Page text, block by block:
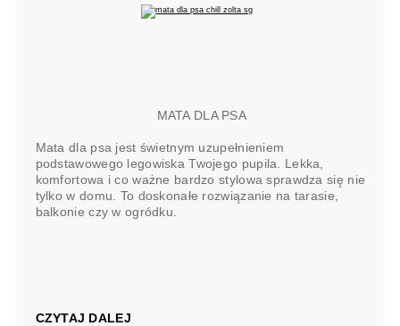
MATA DLA PSA
Mata dla psa jest świetnym uzupełnieniem
podstawowego legowiska Twojego pupila. Lekka,
komfortowa i co ważne bardzo stylowa sprawdza się nie
tylko w domu. To doskonałe rozwiązanie na tarasie,
balkonie czy w ogródku.
CZYTAJ DALEJ